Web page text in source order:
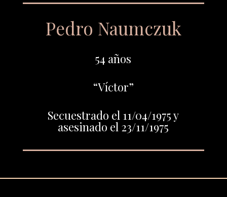
Pedro Naumczuk
54 años
“Víctor”
Secuestrado el 11/04/1975 y
asesinado el 23/11/1975